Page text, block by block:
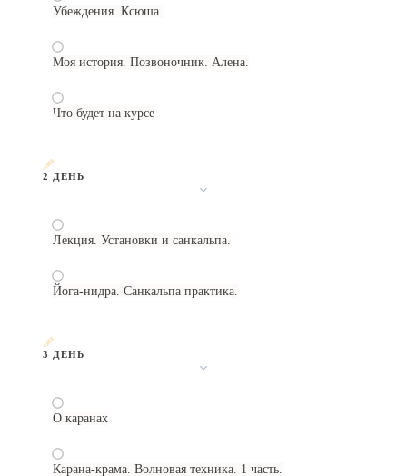
Убеждения. Ксюша.
Моя история. Позвоночник. Алена.
Что будет на курсе
2 ДЕНЬ
Лекция. Установки и санкальпа.
Йога-нидра. Санкальпа практика.
3 ДЕНЬ
О каранах
Карана-крама. Волновая техника. 1 часть.